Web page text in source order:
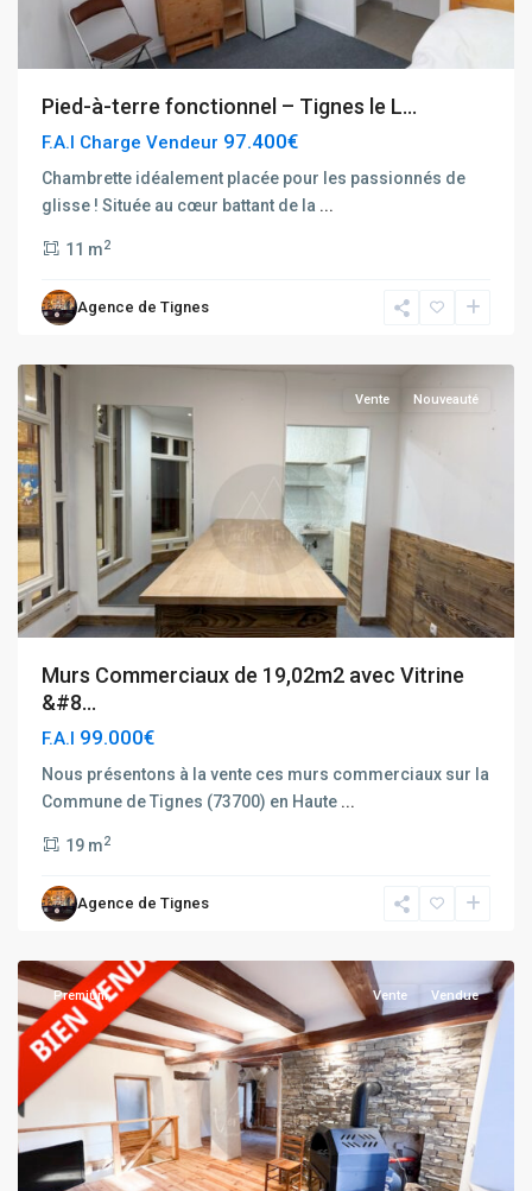
Pied-à-terre fonctionnel – Tignes le L...
F.A.I Charge Vendeur 97.400€
Chambrette idéalement placée pour les passionnés de
glisse ! Située au cœur battant de la ...
11 m2
Agence de Tignes
Rhône
Alpes
Tignes
Hauts
du
Claret ,
Tignes
Val
Vente Nouveauté
Murs Commerciaux de 19,02m2 avec Vitrine
&#8...
F.A.I 99.000€
Nous présentons à la vente ces murs commerciaux sur la
Commune de Tignes (73700) en Haute ...
19 m2
Agence de Tignes
Premium Vente Vendue